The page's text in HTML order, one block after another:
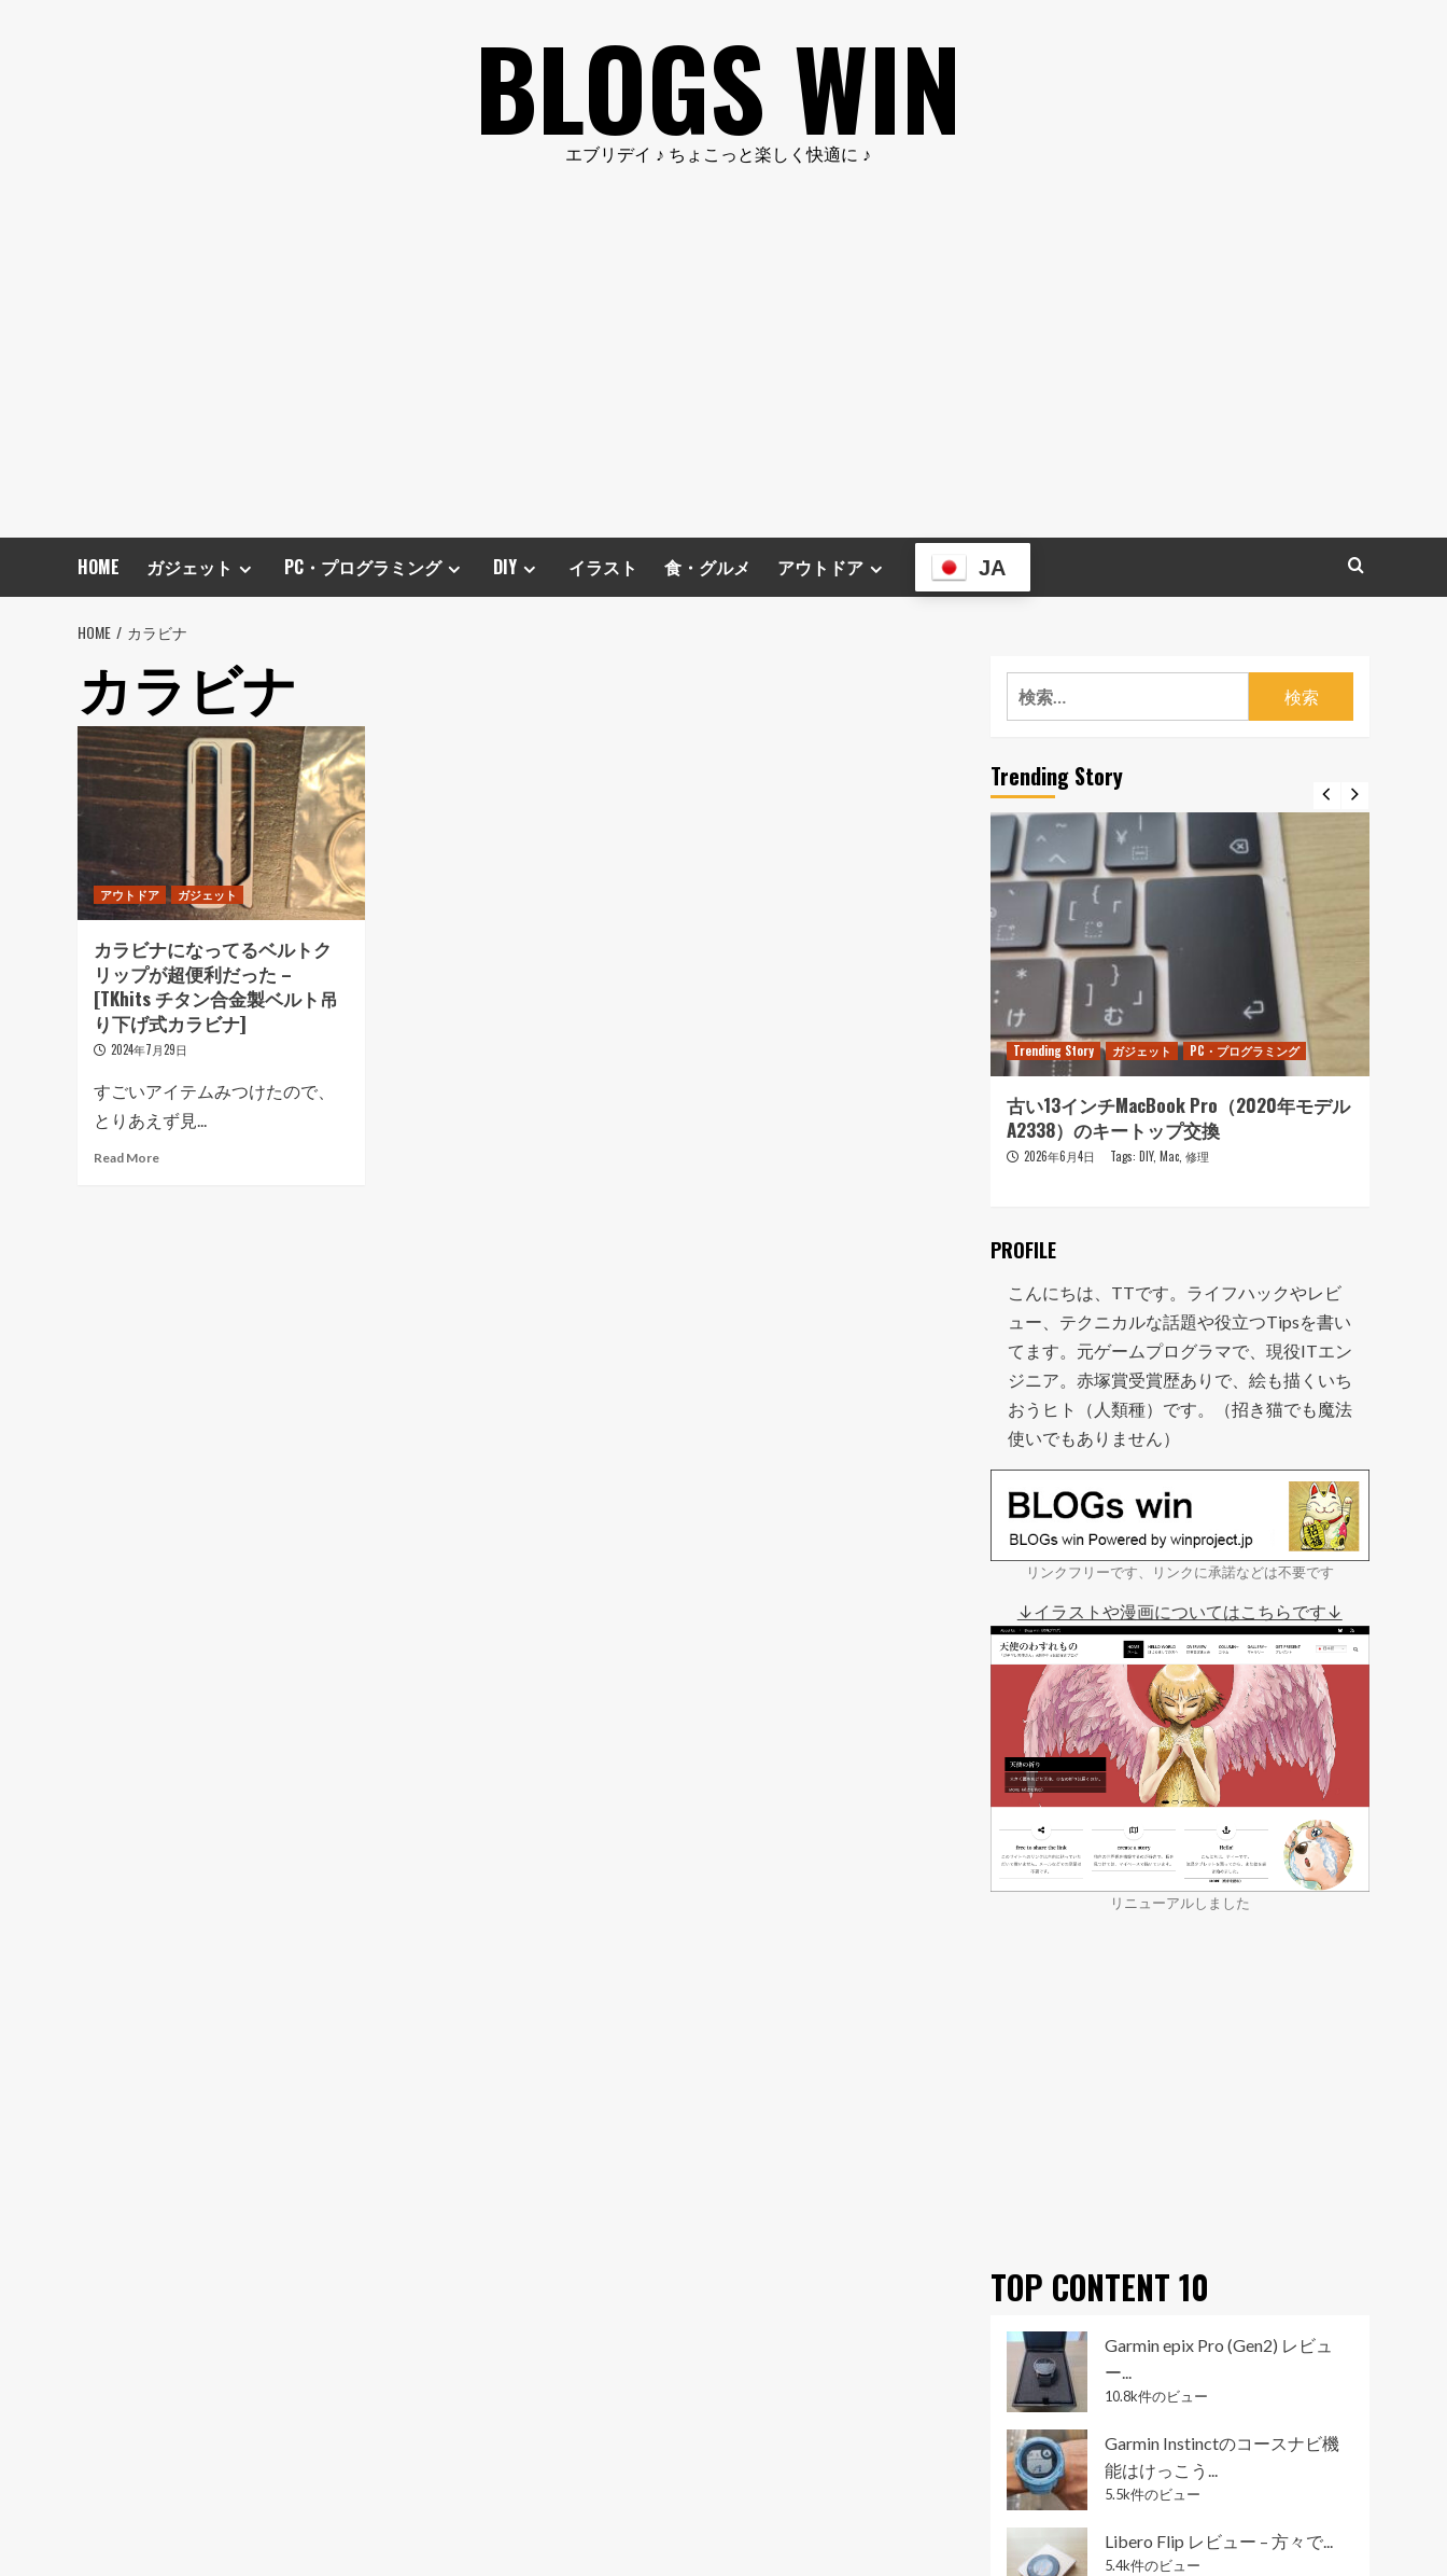
BLOGS WIN
エブリデイ ♪ ちょこっと楽しく快適に ♪
HOME ガジェット PC・プログラミング DIY イラスト 食・グルメ アウトドア JA
HOME カラビナ
カラビナ
アウトドア ガジェット
カラビナになってるベルトク
リップが超便利だった –
[TKhits チタン合金製ベルト吊
り下げ式カラビナ]
2024年7月29日
すごいアイテムみつけたので、
とりあえず見...
Read More
検
索:
Trending Story
Trending Story ガジェット PC・プログラミング
古い13インチMacBook Pro（2020年モデル
A2338）のキートップ交換
2026年6月4日 Tags: DIY, Mac, 修理
PROFILE
こんにちは、TTです。ライフハックやレビ
ュー、テクニカルな話題や役立つTipsを書い
てます。元ゲームプログラマで、現役ITエン
ジニア。赤塚賞受賞歴ありで、絵も描くいち
おうヒト（人類種）です。（招き猫でも魔法
使いでもありません）
リンクフリーです、リンクに承諾などは不要です
↓イラストや漫画についてはこちらです↓
リニューアルしました
TOP CONTENT 10
Garmin epix Pro (Gen2) レビュ
ー...
10.8k件のビュー
Garmin Instinctのコースナビ機
能はけっこう...
5.5k件のビュー
Libero Flip レビュー – 方々で...
5.4k件のビュー